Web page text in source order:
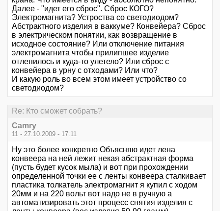
Далее - "идет его сброс". Сброс КОГО?
Электромагнита? Устроства со светодиодом?
Абстрактного изделия в ваккуме? Конвейера? Сброс
в электрическом понятии, как возвращение в
исходное состояние? Или отключение питания
электромагнита чтобы прилипшее изделие
отлепилось и куда-то улетело? Или сброс с
конвейера в урну с отходами? Или что?
И какую роль во всем этом имеет устройство со
светодиодом?
Re: Кто сможет собрать?
Camry
11 - 27.10.2009 - 17:11
Ну это более конкретно Объясняю идет лена
конвеера на ней лежит некая абстрактная форма
(пусть будет кусок мыла) и вот при прохождении
определенной точки ее с ленты конвеера сталкивает
пластика толкатель электромагнит я купил с ходом
20мм и на 220 вольт вот надо не в ручную а
автоматизировать этот процесс снятия изделия с